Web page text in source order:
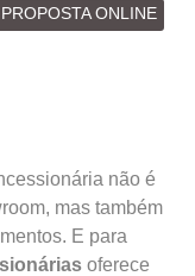
PROPOSTA ONLINE
não é
mas também
E para
oferece